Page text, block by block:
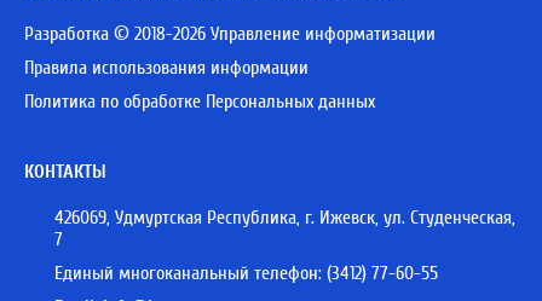
Разработка © 2018-2026 Управление информатизации
Правила использования информации
Политика по обработке Персональных данных
КОНТАКТЫ
426069, Удмуртская Республика, г. Ижевск, ул. Студенческая,
7
Единый многоканальный телефон: (3412) 77-60-55